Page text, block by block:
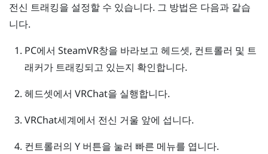
전신 트래킹을 설정할 수 있습니다. 그 방법은 다음과 같습
니다.
PC에서 SteamVR창을 바라보고 헤드셋, 컨트롤러 및 트
래커가 트래킹되고 있는지 확인합니다.
헤드셋에서 VRChat을 실행합니다.
VRChat세계에서 전신 거울 앞에 섭니다.
컨트롤러의 Y 버튼을 눌러 빠른 메뉴를 엽니다.